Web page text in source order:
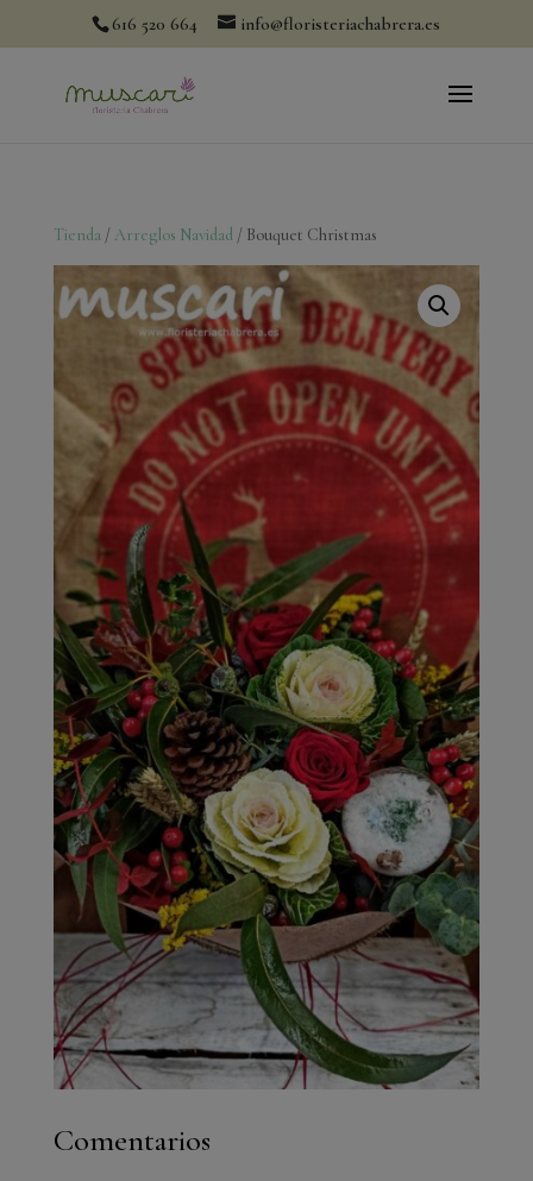
616 520 664 info@floristeriachabrera.es
Tienda/ Arreglos Navidad/ Bouquet Christmas
Comentarios
modal-check